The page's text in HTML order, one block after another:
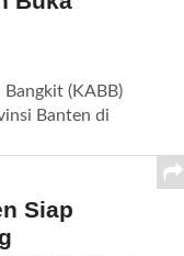
(KABB)
Banten di
Siap